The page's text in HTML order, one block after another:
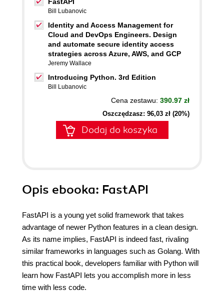
Bill Lubanovic
Identity and Access Management for
Cloud and DevOps Engineers. Design
and automate secure identity access
strategies across Azure, AWS, and GCP
Jeremy Wallace
Introducing Python. 3rd Edition
Bill Lubanovic
Cena zestawu: 390.97 zł
Oszczędzasz: 96,03 zł (20%)
Dodaj do koszyka
Opis ebooka: FastAPI
FastAPI is a young yet solid framework that takes
advantage of newer Python features in a clean design.
As its name implies, FastAPI is indeed fast, rivaling
similar frameworks in languages such as Golang. With
this practical book, developers familiar with Python will
learn how FastAPI lets you accomplish more in less
time with less code.